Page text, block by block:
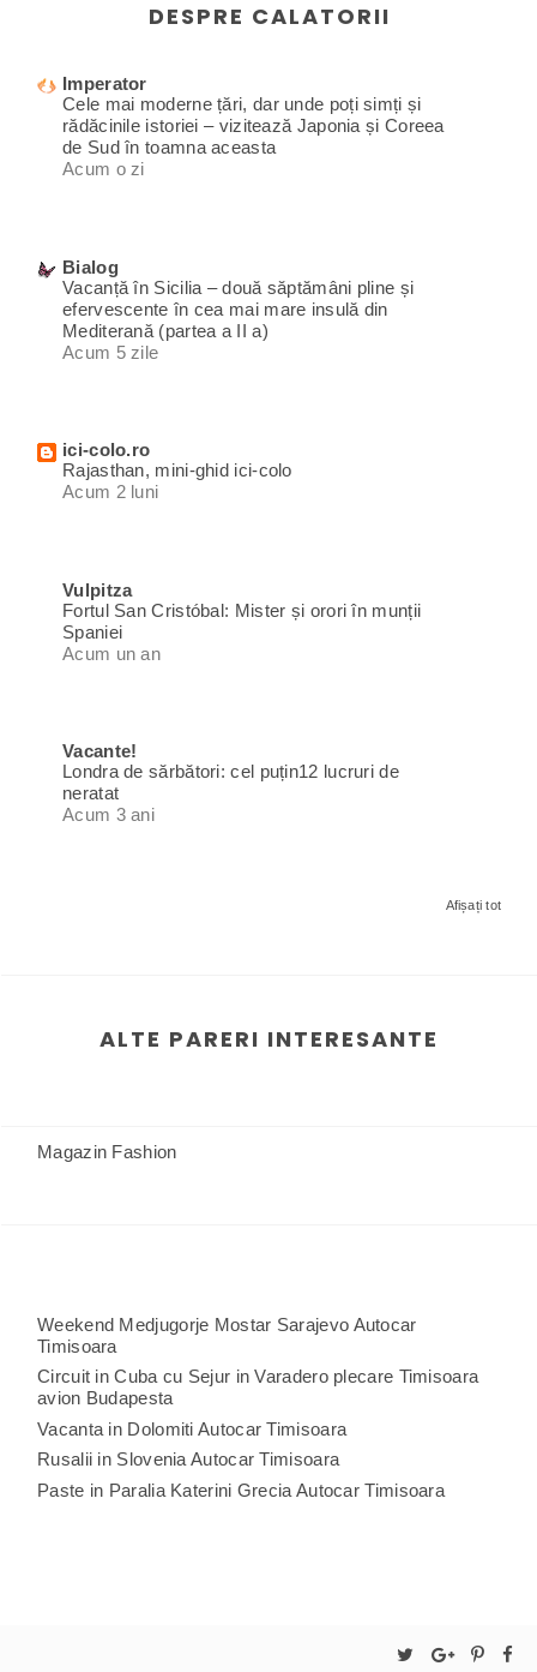
DESPRE CALATORII
Imperator
Cele mai moderne țări, dar unde poți simți și
rădăcinile istoriei – vizitează Japonia și Coreea
de Sud în toamna aceasta
Acum o zi
Bialog
Vacanță în Sicilia – două săptămâni pline și
efervescente în cea mai mare insulă din
Mediterană (partea a II a)
Acum 5 zile
ici-colo.ro
Rajasthan, mini-ghid ici-colo
Acum 2 luni
Vulpitza
Fortul San Cristóbal: Mister și orori în munții
Spaniei
Acum un an
Vacante!
Londra de sărbători: cel puțin12 lucruri de
neratat
Acum 3 ani
Afișați tot
ALTE PARERI INTERESANTE
Magazin Fashion
Weekend Medjugorje Mostar Sarajevo Autocar
Timisoara
Circuit in Cuba cu Sejur in Varadero plecare Timisoara
avion Budapesta
Vacanta in Dolomiti Autocar Timisoara
Rusalii in Slovenia Autocar Timisoara
Paste in Paralia Katerini Grecia Autocar Timisoara